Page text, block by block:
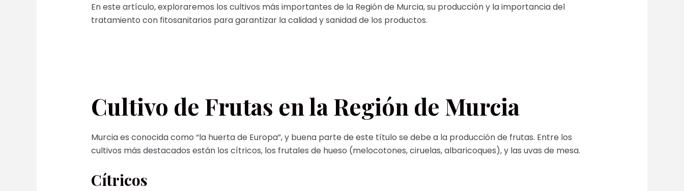
En este artículo, exploraremos los cultivos más importantes de la Región de Murcia, su producción y la importancia del
tratamiento con fitosanitarios para garantizar la calidad y sanidad de los productos.
Cultivo de Frutas en la Región de Murcia
Murcia es conocida como “la huerta de Europa”, y buena parte de este título se debe a la producción de frutas. Entre los
cultivos más destacados están los cítricos, los frutales de hueso (melocotones, ciruelas, albaricoques), y las uvas de mesa.
Cítricos